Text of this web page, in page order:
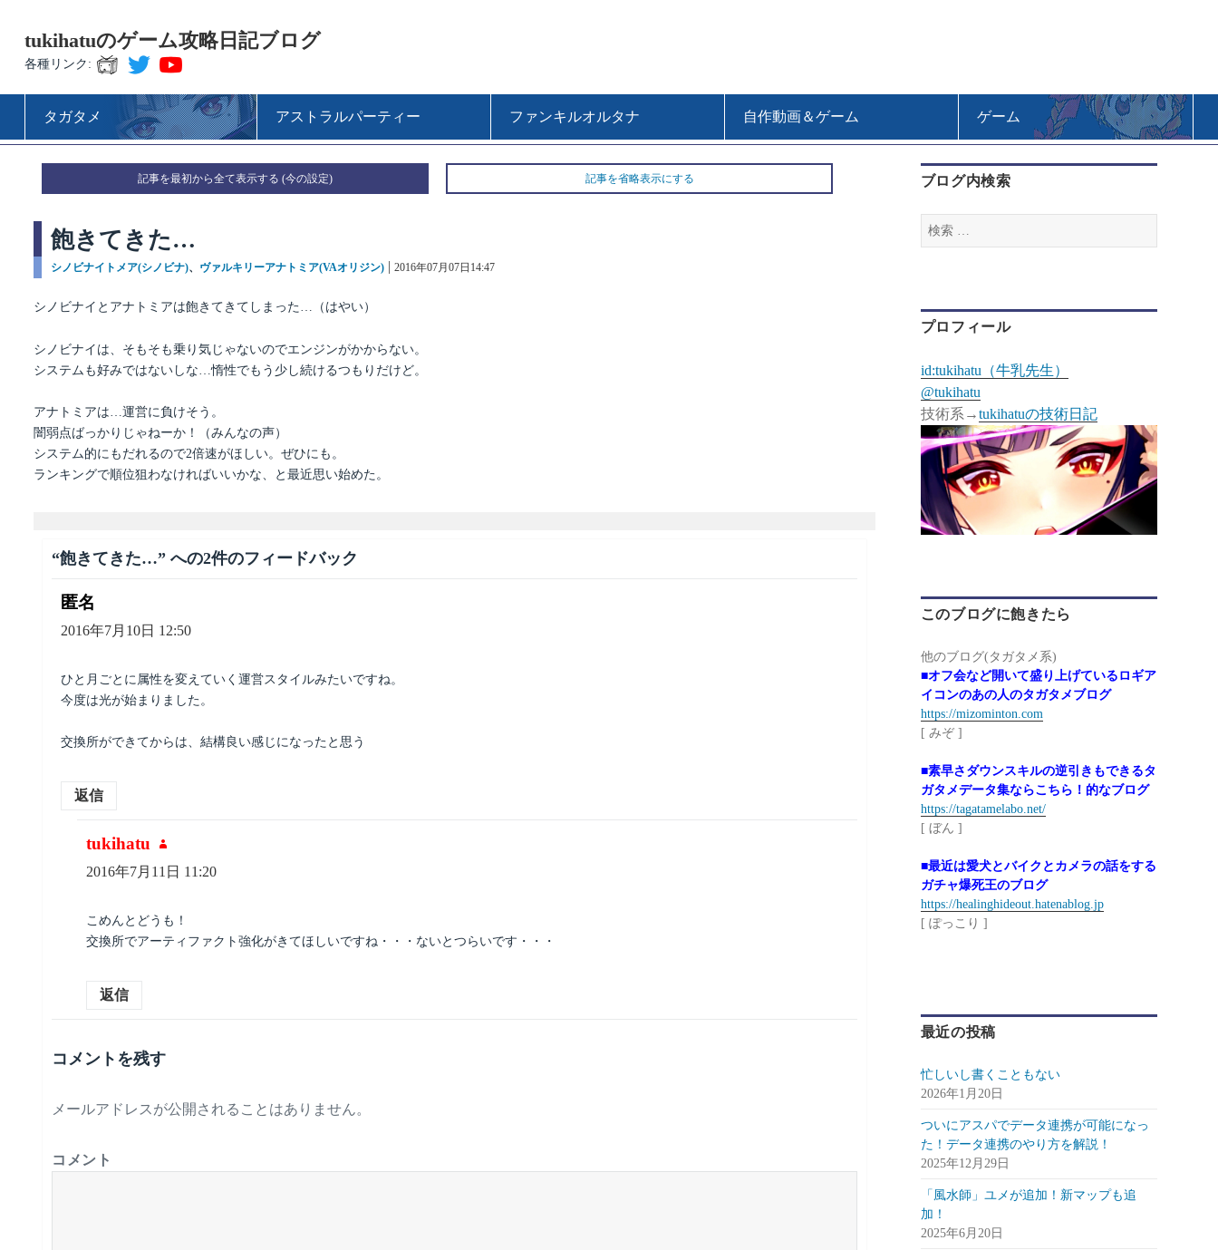
tukihatuのゲーム攻略日記ブログ
各種リンク:
タガタメ アストラルパーティー ファンキルオルタナ 自作動画＆ゲーム ゲーム
記事を最初から全て表示する 記事を省略表示にする
飽きてきた…
カ
ゴ
シノビナイトメア(シノビナ)、 ヴァルキリーアナトミア(VAオリジン)
投
2016年07月07日14:47
シノビナイとアナトミアは飽きてきてしまった…（はやい）
シノビナイは、そもそも乗り気じゃないのでエンジンがかからない。
システムも好みではないしな…惰性でもう少し続けるつもりだけど。
アナトミアは…運営に負けそう。
闇弱点ばっかりじゃねーか！（みんなの声）
システム的にもだれるので2倍速がほしい。ぜひにも。
ランキングで順位狙わなければいいかな、と最近思い始めた。
“飽きてきた…” への2件のフィードバック
匿名
り:
2016年7月10日 12:50
ひと月ごとに属性を変えていく運営スタイルみたいですね。
今度は光が始まりました。
交換所ができてからは、結構良い感じになったと思う
返信
tukihatu
よ
り:
2016年7月11日 11:20
こめんとどうも！
交換所でアーティファクト強化がきてほしいですね・・・ないとつらいです・・・
返信
コメントを残す
メールアドレスが公開されることはありません。
コメント
ブログ内検索
検
索
プロフィール
id:tukihatu（牛乳先生）
@tukihatu
技術系→tukihatuの技術日記
このブログに飽きたら
他のブログ(タガタメ系)
■オフ会など開いて盛り上げているロギア
イコンのあの人のタガタメブログ
https://mizominton.com
[ みぞ ]
■素早さダウンスキルの逆引きもできるタ
ガタメデータ集ならこちら！的なブログ
https://tagatamelabo.net/
[ ぼん ]
■最近は愛犬とバイクとカメラの話をする
ガチャ爆死王のブログ
https://healinghideout.hatenablog.jp
[ ぽっこり ]
最近の投稿
忙しいし書くこともない
2026年1月20日
ついにアスパでデータ連携が可能になっ
た！データ連携のやり方を解説！
2025年12月29日
「風水師」ユメが追加！新マップも追
加！
2025年6月20日